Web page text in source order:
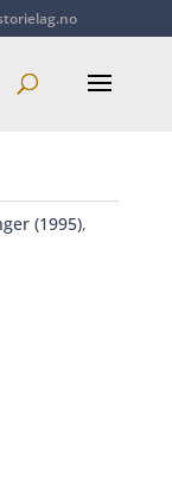
(1995),